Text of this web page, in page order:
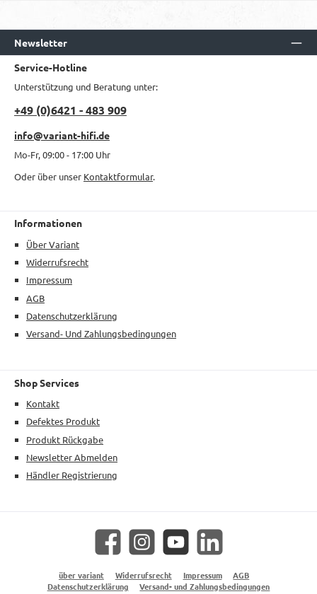
Newsletter
Service-Hotline
Unterstützung und Beratung unter:
+49 (0)6421 - 483 909
info@variant-hifi.de
Mo-Fr, 09:00 - 17:00 Uhr
Oder über unser Kontaktformular.
Informationen
Über Variant
Widerrufsrecht
Impressum
AGB
Datenschutzerklärung
Versand- Und Zahlungsbedingungen
Shop Services
Kontakt
Defektes Produkt
Produkt Rückgabe
Newsletter Abmelden
Händler Registrierung
Facebook Instagram YouTube LinkedIn
über variant Widerrufsrecht Impressum
AGB
Datenschutzerklärung
Versand- und Zahlungsbedingungen